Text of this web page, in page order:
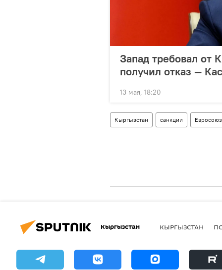
Запад требовал от
получил отказ —
13 мая, 18:20
Кыргызстан санкции Евросоюз
Кыргызстан КЫРГЫЗСТАН